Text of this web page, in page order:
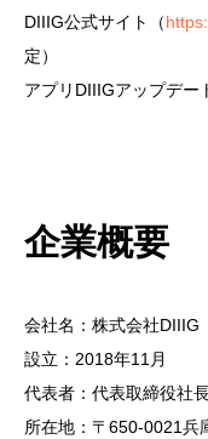
DIIIG公式サイト（
定）
アプリDIIIGアップデー
企業概要
会社名：株式会社DIIIG
設立：2018年11月
代表者：代表取締役社
所在地：〒650-0021